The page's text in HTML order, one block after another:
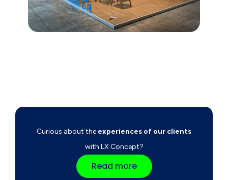
Curious about the experiences of our clients
with LX Concept?
Read more